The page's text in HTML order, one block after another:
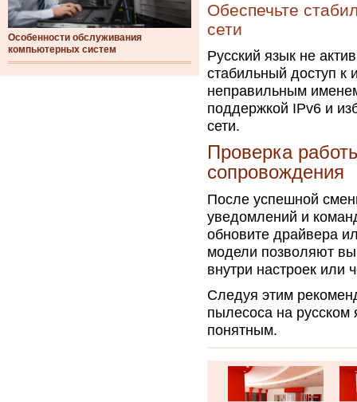
Особенности обслуживания
компьютерных систем
Обеспечьте
сети
Русский язык не
стабильный доступ к
неправильным
поддержкой IPv6 и
сети.
Проверка
сопровождения
После успешной
уведомлений и
обновите драйвера
модели позволяют
внутри настроек или
Следуя этим
пылесоса на русском
понятным.